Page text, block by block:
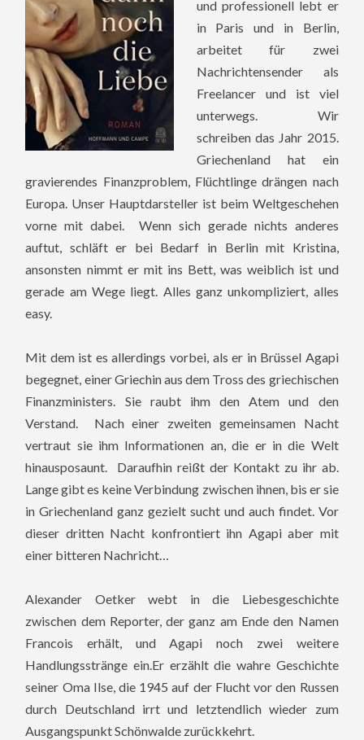
und professionell lebt er
in Paris und in Berlin,
arbeitet für zwei
Nachrichtensender als
Freelancer und ist viel
unterwegs. Wir
schreiben das Jahr 2015.
Griechenland hat ein
gravierendes Finanzproblem, Flüchtlinge drängen nach
Europa. Unser Hauptdarsteller ist beim Weltgeschehen
vorne mit dabei. Wenn sich gerade nichts anderes
auftut, schläft er bei Bedarf in Berlin mit Kristina,
ansonsten nimmt er mit ins Bett, was weiblich ist und
gerade am Wege liegt. Alles ganz unkompliziert, alles
easy.
Mit dem ist es allerdings vorbei, als er in Brüssel Agapi
begegnet, einer Griechin aus dem Tross des griechischen
Finanzministers. Sie raubt ihm den Atem und den
Verstand. Nach einer zweiten gemeinsamen Nacht
vertraut sie ihm Informationen an, die er in die Welt
hinausposaunt. Daraufhin reißt der Kontakt zu ihr ab.
Lange gibt es keine Verbindung zwischen ihnen, bis er sie
in Griechenland ganz gezielt sucht und auch findet. Vor
dieser dritten Nacht konfrontiert ihn Agapi aber mit
einer bitteren Nachricht…
Alexander Oetker webt in die Liebesgeschichte
zwischen dem Reporter, der ganz am Ende den Namen
Francois erhält, und Agapi noch zwei weitere
Handlungsstränge ein.Er erzählt die wahre Geschichte
seiner Oma Ilse, die 1945 auf der Flucht vor den Russen
durch Deutschland irrt und letztendlich wieder zum
Ausgangspunkt Schönwalde zurückkehrt.